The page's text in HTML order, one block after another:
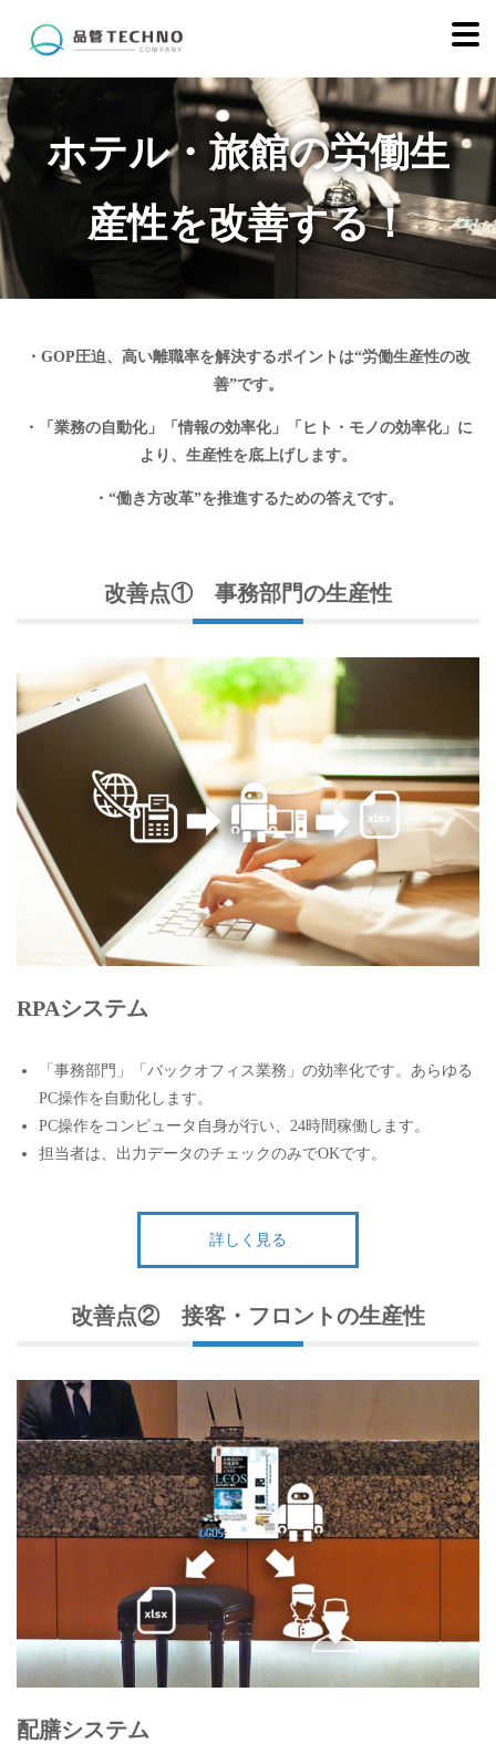
ホテル・旅館の労働生
産性を改善する！
・ GOP圧迫、高い離職率を解決するポイントは“労働生産性の改
善”です。
・「業務の自動化」「情報の効率化」「ヒト・モノの効率化」に
より、生産性を底上げします。
・“働き方改革”を推進するための答えです。
改善点① 事務部門の生産性
RPAシステム
「事務部門」「バックオフィス業務」の効率化です。あらゆる
PC操作を自動化します。
PC操作をコンピュータ自身が行い、24時間稼働します。
担当者は、出力データのチェックのみでOKです。
詳しく見る
改善点② 接客・フロントの生産性
配膳システム